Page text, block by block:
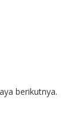
berikutnya.